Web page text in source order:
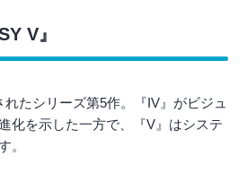
V』
たシリーズ第5作。『IV』がビジュ
化を示した一方で、『V』はシステ
。